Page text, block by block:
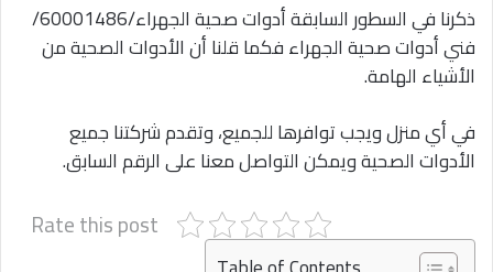
ذكرنا في السطور السابقة أدوات صحية الجهراء/60001486/
فني أدوات صحية الجهراء فكما قلنا أن الأدوات الصحية من
الأشياء الهامة.
في أي منزل ويجب توافرها للجميع، وتقدم شركتنا جميع
الأدوات الصحية ويمكن التواصل معنا على الرقم السابق.
Rate this post